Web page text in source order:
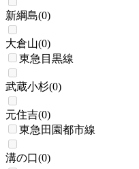
新綱島(0)
大倉山(0)
東急目黒線
武蔵小杉(0)
元住吉(0)
東急田園都市線
溝の口(0)